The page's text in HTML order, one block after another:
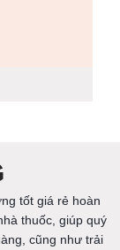
tốt giá rẻ hoàn
thuốc, giúp quý
cũng như trải